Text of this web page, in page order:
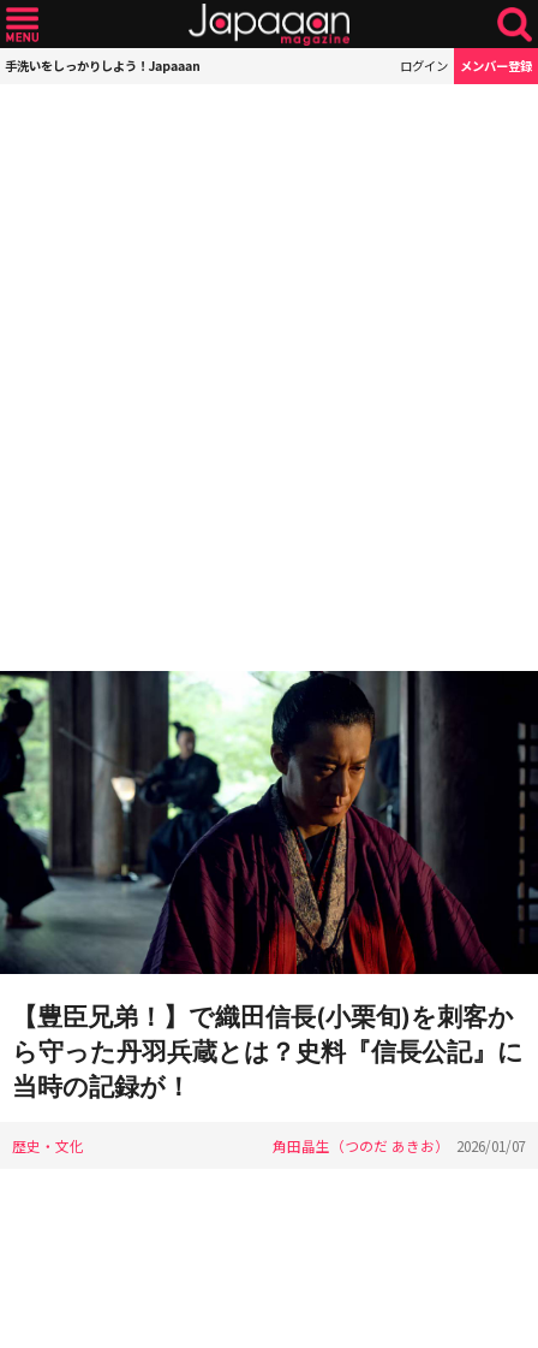
手洗いをしっかりしよう！Japaaan ログイン メンバー登録
【豊臣兄弟！】で織田信長(小栗旬)を刺客か
ら守った丹羽兵蔵とは？史料『信長公記』に
当時の記録が！
歴史・文化 角田晶生（つのだ あきお） 2026/01/07